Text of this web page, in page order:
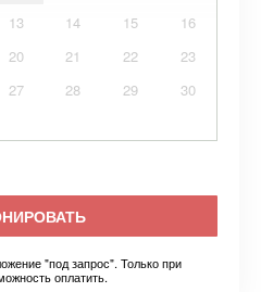
13 14 15
16
20 21 22
23
27 28 29
30
"под запрос". Только при
оплатить.